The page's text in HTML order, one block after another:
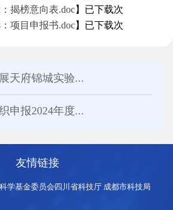
揭榜意向表.doc】已下载次
项目申报书.doc】已下载次
天府锦城实验...
申报2024年度...
友情链接
学基金委员会四川省科技厅 成都市科技局